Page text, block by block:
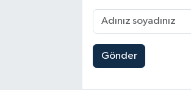
Gönder